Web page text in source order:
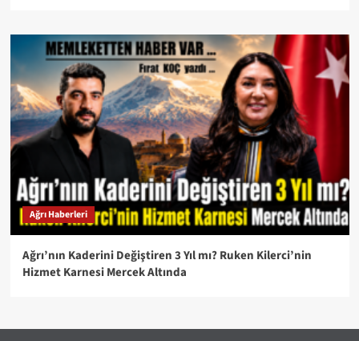
Ağrı Haberleri
Ağrı’nın Kaderini Değiştiren 3 Yıl mı? Ruken Kilerci’nin
Hizmet Karnesi Mercek Altında